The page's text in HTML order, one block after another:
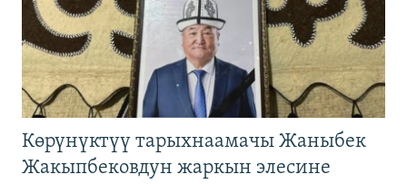
Көрүнүктүү тарыхнаамачы Жаныбек
Жакыпбековдун жаркын элесине